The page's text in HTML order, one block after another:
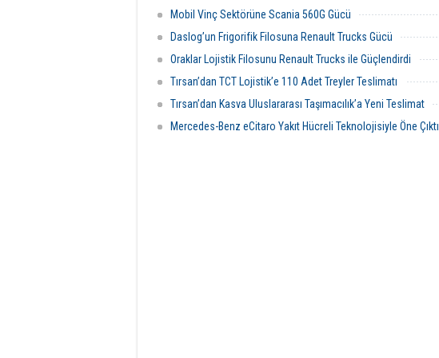
Mobil Vinç Sektörüne Scania 560G Gücü
Daslog’un Frigorifik Filosuna Renault Trucks Gücü
Oraklar Lojistik Filosunu Renault Trucks ile Güçlendirdi
Tırsan’dan TCT Lojistik’e 110 Adet Treyler Teslimatı
Tırsan’dan Kasva Uluslararası Taşımacılık’a Yeni Teslimat
Mercedes-Benz eCitaro Yakıt Hücreli Teknolojisiyle Öne Çıktı